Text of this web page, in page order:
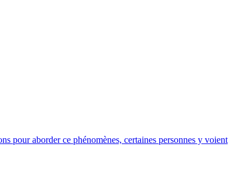
pour aborder ce phénomènes, certaines personnes y voient